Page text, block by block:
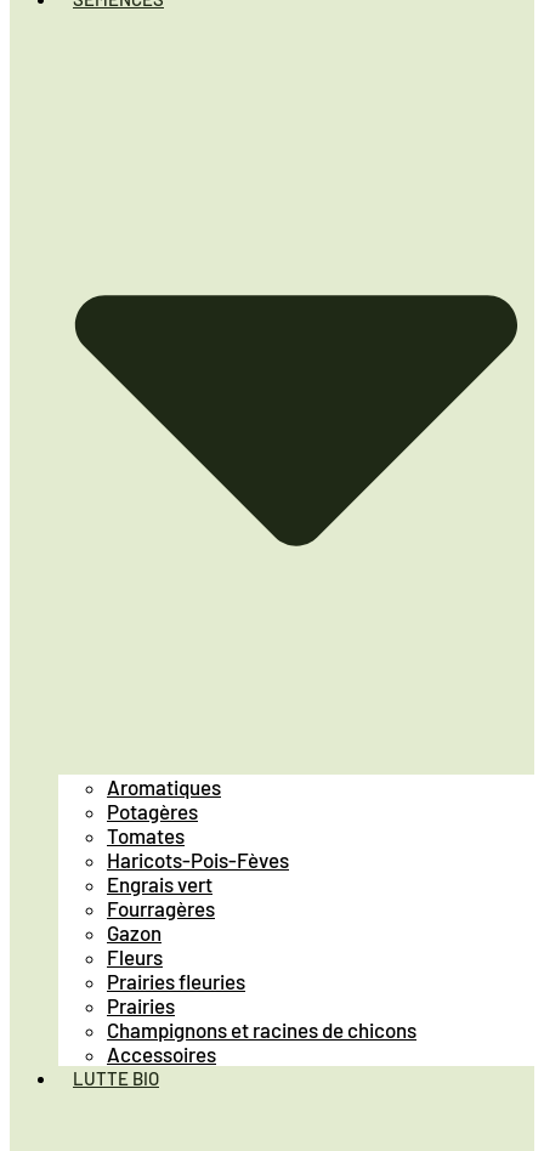
Aromatiques
Potagères
Tomates
Haricots-Pois-Fèves
Engrais vert
Fourragères
Gazon
Fleurs
Prairies fleuries
Prairies
Champignons et racines de chicons
Accessoires
LUTTE BIO